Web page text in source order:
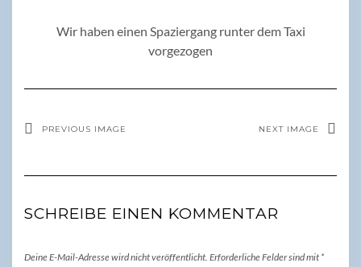
Wir haben einen Spaziergang runter dem Taxi
vorgezogen
PREVIOUS IMAGE NEXT IMAGE
SCHREIBE EINEN KOMMENTAR
Deine E-Mail-Adresse wird nicht veröffentlicht. Erforderliche Felder sind mit *